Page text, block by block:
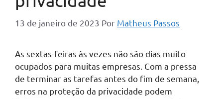
13 de janeiro de 2023 Por Matheus Passos
As sextas-feiras às vezes não são dias muito
ocupados para muitas empresas. Com a pressa
de terminar as tarefas antes do fim de semana,
erros na proteção da privacidade podem